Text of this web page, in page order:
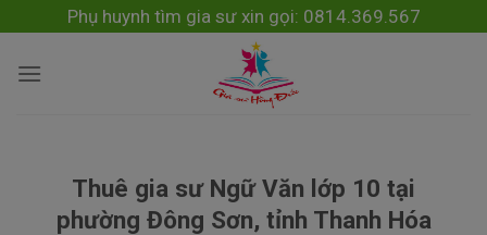
to
content
Phụ huynh tìm gia sư xin gọi: 0814.369.567
Thuê gia sư Ngữ Văn lớp 10 tại
phường Đông Sơn, tỉnh Thanh Hóa
modal-check